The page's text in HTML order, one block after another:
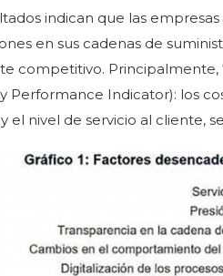
indican que las
en sus cadenas de
competitivo.
Performance Indicator): los
el nivel de servicio al cliente,